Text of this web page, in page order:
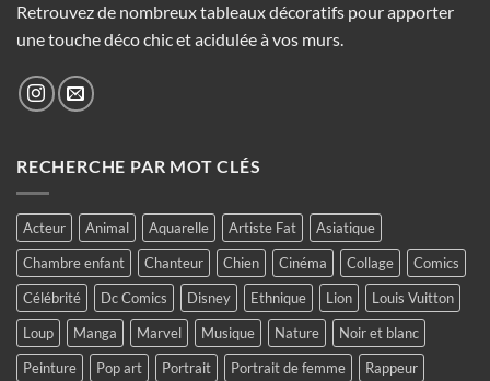
Retrouvez de nombreux tableaux décoratifs pour apporter
une touche déco chic et acidulée à vos murs.
RECHERCHE PAR MOT CLÉS
Acteur Animal Aquarelle Artiste Fat
Asiatique
Chambre enfant
Chanteur Chien Cinéma Collage
Comics
Célébrité
Dc Comics Disney Ethnique Lion
Louis Vuitton
Loup
Manga Marvel Musique Nature
Noir et blanc
Peinture
Pop art Portrait Portrait de femme
Rappeur